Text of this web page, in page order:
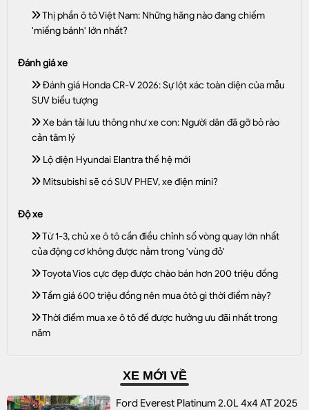
Thị phần ô tô Việt Nam: Những hãng nào đang chiếm
'miếng bánh' lớn nhất?
Đánh giá xe
Đánh giá Honda CR-V 2026: Sự lột xác toàn diện của mẫu
SUV biểu tượng
Xe bán tải lưu thông như xe con: Người dân đã gỡ bỏ rào
cản tâm lý
Lộ diện Hyundai Elantra thế hệ mới
Mitsubishi sẽ có SUV PHEV, xe điện mini?
Độ xe
Từ 1-3, chủ xe ô tô cần điều chỉnh số vòng quay lớn nhất
của động cơ không được nằm trong 'vùng đỏ'
Toyota Vios cực đẹp được chào bán hơn 200 triệu đồng
Tầm giá 600 triệu đồng nên mua ôtô gì thời điểm này?
Thời điểm mua xe ô tô để được hưởng ưu đãi nhất trong
năm
XE MỚI VỀ
Ford Everest Platinum 2.0L 4x4 AT 2025